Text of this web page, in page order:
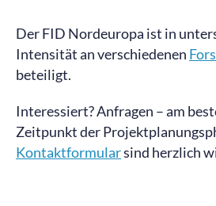
Der FID Nordeuropa ist in
Intensität an verschiedenen
beteiligt.
Interessiert? Anfragen – am
Zeitpunkt der
Kontaktformularsind herzlich